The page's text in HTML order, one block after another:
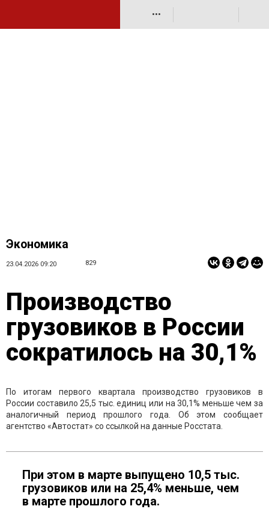
•••
Экономика
23.04.2026 09:20 829
Производство
грузовиков в России
сократилось на 30,1%
По итогам первого квартала производство грузовиков в
России составило 25,5 тыс. единиц или на 30,1% меньше чем за
аналогичный период прошлого года. Об этом сообщает
агентство «Автостат» со ссылкой на данные Росстата.
При этом в марте выпущено 10,5 тыс.
грузовиков или на 25,4% меньше, чем
в марте прошлого года.